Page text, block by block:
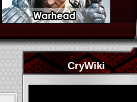
CryWiki